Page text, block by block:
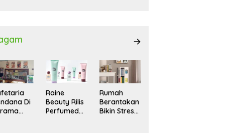
Di
Raine
Beauty Rilis
Perfumed
Rumah
Berantakan
Bikin Stres?